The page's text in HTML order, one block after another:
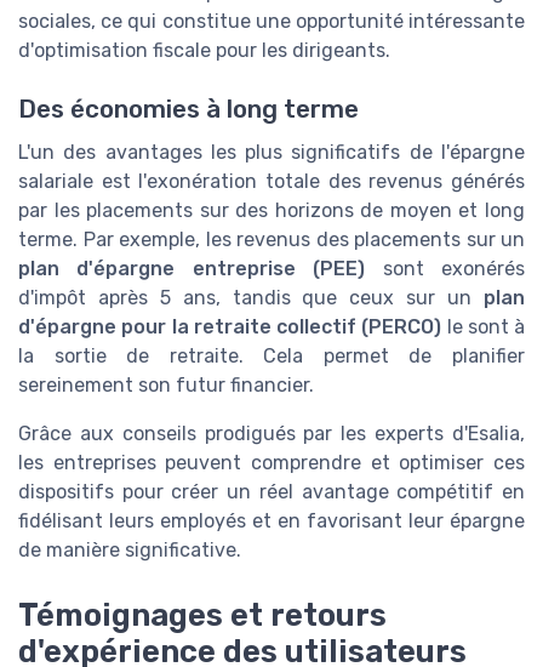
sociales, ce qui constitue une opportunité intéressante
d'optimisation fiscale pour les dirigeants.
Des économies à long terme
L'un des avantages les plus significatifs de l'épargne
salariale est l'exonération totale des revenus générés
par les placements sur des horizons de moyen et long
terme. Par exemple, les revenus des placements sur un
plan d'épargne entreprise (PEE) sont exonérés
d'impôt après 5 ans, tandis que ceux sur un plan
d'épargne pour la retraite collectif (PERCO) le sont à
la sortie de retraite. Cela permet de planifier
sereinement son futur financier.
Grâce aux conseils prodigués par les experts d'Esalia,
les entreprises peuvent comprendre et optimiser ces
dispositifs pour créer un réel avantage compétitif en
fidélisant leurs employés et en favorisant leur épargne
de manière significative.
Témoignages et retours
d'expérience des utilisateurs